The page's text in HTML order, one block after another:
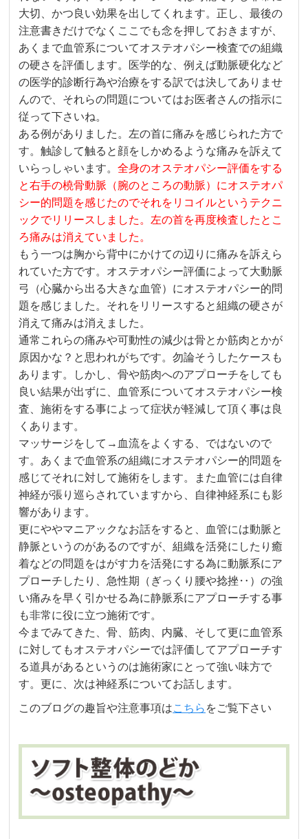
大切、かつ良い効果を出してくれます。正し、最後の
注意書きだけでなくここでも念を押しておきますが、
あくまで血管系についてオステオパシー検査での組織
の硬さを評価します。医学的な、例えば動脈硬化など
の医学的診断行為や治療をする訳では決してありませ
んので、それらの問題についてはお医者さんの指示に
従って下さいね。
ある例がありました。左の首に痛みを感じられた方で
す。触診して触ると顔をしかめるような痛みを訴えて
いらっしゃいます。全身のオステオパシー評価をする
と右手の橈骨動脈（腕のところの動脈）にオステオパ
シー的問題を感じたのでそれをリコイルというテクニ
ックでリリースしました。左の首を再度検査したとこ
ろ痛みは消えていました。
もう一つは胸から背中にかけての辺りに痛みを訴えら
れていた方です。オステオパシー評価によって大動脈
弓（心臓から出る大きな血管）にオステオパシー的問
題を感じました。それをリリースすると組織の硬さが
消えて痛みは消えました。
通常これらの痛みや可動性の減少は骨とか筋肉とかが
原因かな？と思われがちです。勿論そうしたケースも
あります。しかし、骨や筋肉へのアプローチをしても
良い結果が出ずに、血管系についてオステオパシー検
査、施術をする事によって症状が軽減して頂く事は良
くあります。
マッサージをして→血流をよくする、ではないので
す。あくまで血管系の組織にオステオパシー的問題を
感じてそれに対して施術をします。また血管には自律
神経が張り巡らされていますから、自律神経系にも影
響があります。
更にややマニアックなお話をすると、血管には動脈と
静脈というのがあるのですが、組織を活発にしたり癒
着などの問題をはがす力を活発にする為に動脈系にア
プローチしたり、急性期（ぎっくり腰や捻挫‥）の強
い痛みを早く引かせる為に静脈系にアプローチする事
も非常に役に立つ施術です。
今までみてきた、骨、筋肉、内臓、そして更に血管系
に対してもオステオパシーでは評価してアプローチす
る道具があるというのは施術家にとって強い味方で
す。更に、次は神経系についてお話します。
このブログの趣旨や注意事項はこちら をご覧下さい